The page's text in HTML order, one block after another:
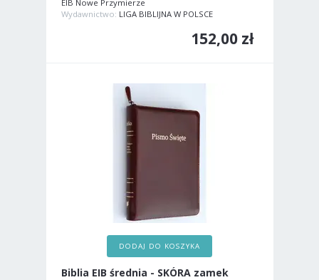
EIB Nowe Przymierze
Wydawnictwo: LIGA BIBLIJNA W POLSCE
152,00 zł
DODAJ DO KOSZYKA
Biblia EIB średnia - SKÓRA zamek